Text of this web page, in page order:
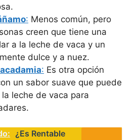
: Menos común, pero
creen que tiene una
a la leche de vaca y un
dulce y a nuez.
: Es otra opción
un sabor suave que puede
leche de vaca para
¿Es Rentable